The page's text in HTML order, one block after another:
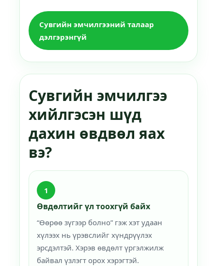
Сувгийн эмчилгээний талаар
дэлгэрэнгүй
Сувгийн эмчилгээ
хийлгэсэн шүд
дахин өвдвөл яах
вэ?
1
Өвдөлтийг үл тоохгүй байх
“Өөрөө зүгээр болно” гэж хэт удаан
хүлээх нь үрэвслийг хүндрүүлэх
эрсдэлтэй. Хэрэв өвдөлт үргэлжилж
байвал үзлэгт орох хэрэгтэй.